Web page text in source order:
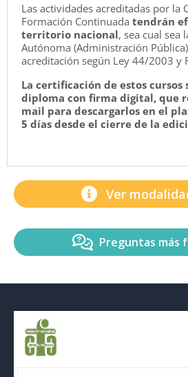
Las actividades acreditadas por la
Formación Continuada tendrán
territorio nacional, sea cual sea
Autónoma (Administración
acreditación según Ley 44/2003 y
La certificación de estos cursos
diploma con firma digital, que
mail para descargarlos en el
5 días desde el cierre de la
Ver
Preguntas más